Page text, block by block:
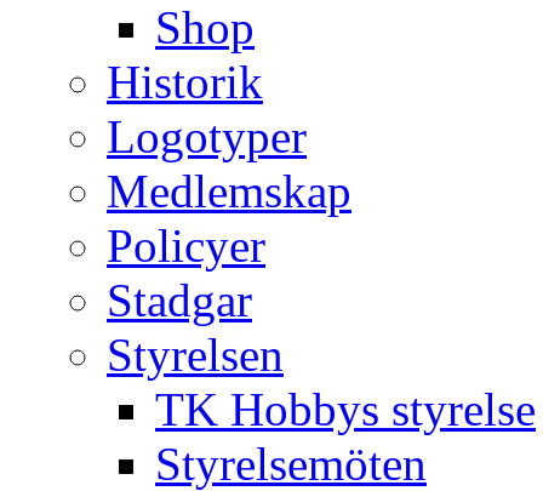
Shop
Historik
Logotyper
Medlemskap
Policyer
Stadgar
Styrelsen
TK Hobbys styrelse
Styrelsemöten